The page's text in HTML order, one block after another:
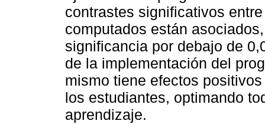
contrastes significativos
computados están
significancia por debajo de
de la implementación del
mismo tiene efectos
los estudiantes, optimando
aprendizaje.